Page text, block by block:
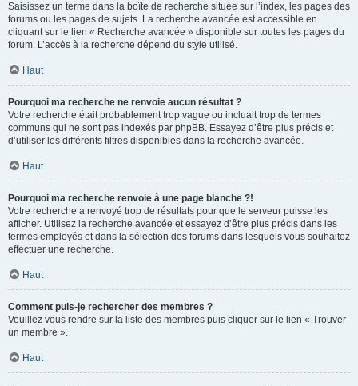
Saisissez un terme dans la boîte de recherche située sur l’index, les pages des
forums ou les pages de sujets. La recherche avancée est accessible en
cliquant sur le lien « Recherche avancée » disponible sur toutes les pages du
forum. L’accès à la recherche dépend du style utilisé.
Haut
Pourquoi ma recherche ne renvoie aucun résultat ?
Votre recherche était probablement trop vague ou incluait trop de termes
communs qui ne sont pas indexés par phpBB. Essayez d’être plus précis et
d’utiliser les différents filtres disponibles dans la recherche avancée.
Haut
Pourquoi ma recherche renvoie à une page blanche ?!
Votre recherche a renvoyé trop de résultats pour que le serveur puisse les
afficher. Utilisez la recherche avancée et essayez d’être plus précis dans les
termes employés et dans la sélection des forums dans lesquels vous souhaitez
effectuer une recherche.
Haut
Comment puis-je rechercher des membres ?
Veuillez vous rendre sur la liste des membres puis cliquer sur le lien « Trouver
un membre ».
Haut